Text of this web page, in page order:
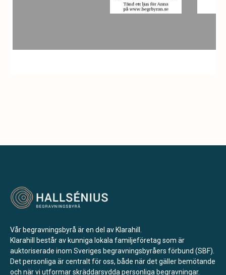
Vår begravningsbyrå är en del av Klarahill.
Klarahill består av kunniga lokala familjeföretag som är
auktoriserade inom Sveriges begravningsbyråers förbund (SBF).
Det personliga är centralt för oss, både när det gäller bemötande
och när vi utformar skräddarsydda personliga begravningar.